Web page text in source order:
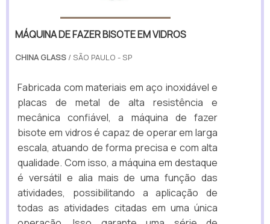
MÁQUINA DE FAZER BISOTE EM VIDROS
CHINA GLASS / SÃO PAULO - SP
Fabricada com materiais em aço inoxidável e
placas de metal de alta resistência e
mecânica confiável, a máquina de fazer
bisote em vidros é capaz de operar em larga
escala, atuando de forma precisa e com alta
qualidade. Com isso, a máquina em destaque
é versátil e alia mais de uma função das
atividades, possibilitando a aplicação de
todas as atividades citadas em uma única